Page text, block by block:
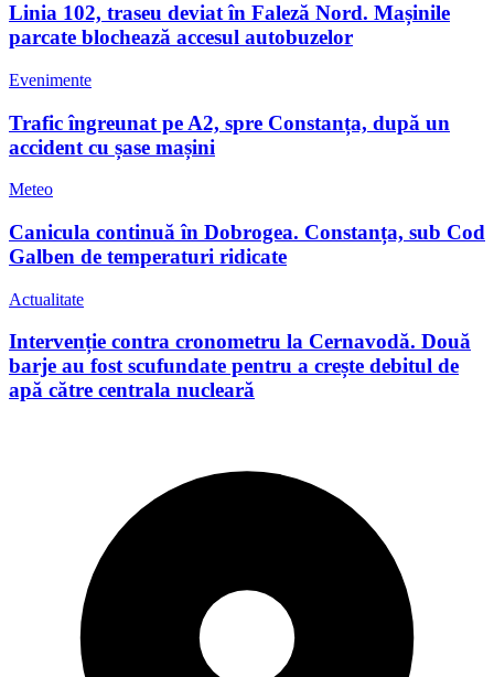
Linia 102, traseu deviat în Faleză Nord. Mașinile
parcate blochează accesul autobuzelor
Evenimente
Trafic îngreunat pe A2, spre Constanța, după un
accident cu șase mașini
Meteo
Canicula continuă în Dobrogea. Constanța, sub Cod
Galben de temperaturi ridicate
Actualitate
Intervenție contra cronometru la Cernavodă. Două
barje au fost scufundate pentru a crește debitul de
apă către centrala nucleară